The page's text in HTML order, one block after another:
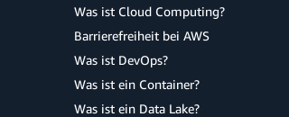
Was ist Cloud Computing?
Barrierefreiheit bei AWS
Was ist DevOps?
Was ist ein Container?
Was ist ein Data Lake?